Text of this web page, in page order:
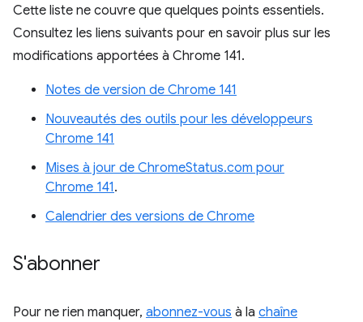
Cette liste ne couvre que quelques points essentiels.
Consultez les liens suivants pour en savoir plus sur les
modifications apportées à Chrome 141.
Notes de version de Chrome 141
Nouveautés des outils pour les développeurs
Chrome 141
Mises à jour de ChromeStatus.com pour
Chrome 141.
Calendrier des versions de Chrome
S'abonner
Pour ne rien manquer, abonnez-vous à la chaîne